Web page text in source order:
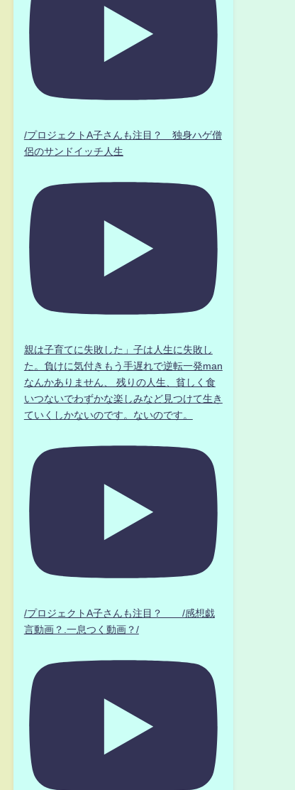
/プロジェクトA子さんも注目？ 独身ハゲ僧
侶のサンドイッチ人生
親は子育てに失敗した」子は人生に失敗し
た。負けに気付きもう手遅れで逆転一発man
なんかありません、 残りの人生、貧しく食
いつないでわずかな楽しみなど見つけて生き
ていくしかないのです。ないのです。
/プロジェクトA子さんも注目？ /感想戯
言動画？.一息つく動画？/